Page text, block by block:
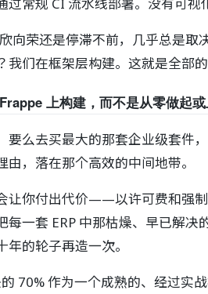
过常规 CI 流水线部署。没有可视
向荣还是停滞不前，几乎总是
我们在框架层构建。这就是全部的
上构建，而不是从零做起
要么去买最大的那套企业级套件
，落在那个高效的中间地带。
让你付出代价——以许可费和强
每一套 ERP 中那枯燥、早已解
的轮子再造一次。
70% 作为一个成熟的、经过